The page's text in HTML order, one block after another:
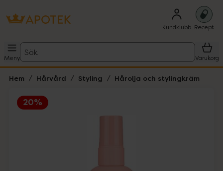
Kundklubb Recept
Meny
Sök
Varukorg
Hem Hårvård Styling Hårolja och stylingkräm
20%